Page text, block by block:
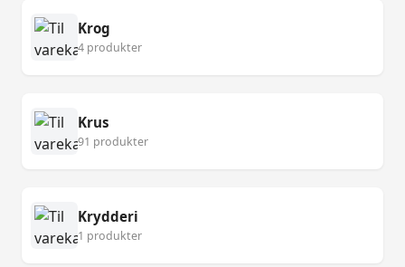
Krog
4 produkter
Krus
91 produkter
Krydderi
1 produkter